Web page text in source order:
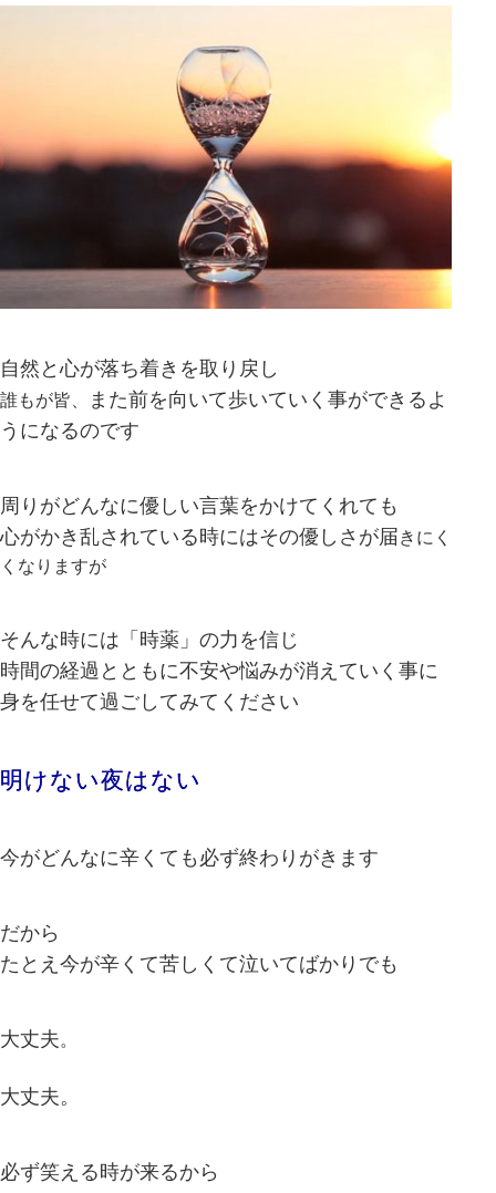
自然と心が落ち着きを取り戻し
誰もが皆、
また前を向いて歩いていく事ができるよ
うになるのです
周りがどんなに優しい言葉をかけてくれても
心がかき乱されている時にはその優しさが届きにく
くなりますが
そんな時には「時薬」の力を信じ
時間の経過とともに不安や悩みが消えていく事に
身を任せて過ごしてみてください
明けない夜はない
今がどんなに辛くても必ず終わりがきます
だから
たとえ今が辛くて苦しくて泣いてばかりでも
大丈夫。
大丈夫。
必ず笑える時が来るから